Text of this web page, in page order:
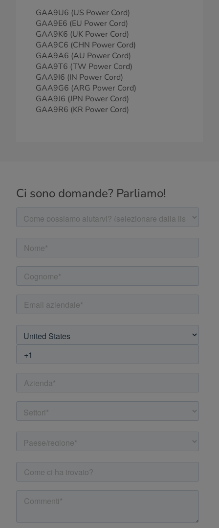
GAA9U6 (US Power Cord)
GAA9E6 (EU Power Cord)
GAA9K6 (UK Power Cord)
GAA9C6 (CHN Power Cord)
GAA9A6 (AU Power Cord)
GAA9T6 (TW Power Cord)
GAA9I6 (IN Power Cord)
GAA9G6 (ARG Power Cord)
GAA9J6 (JPN Power Cord)
GAA9R6 (KR Power Cord)
Ci sono domande? Parliamo!